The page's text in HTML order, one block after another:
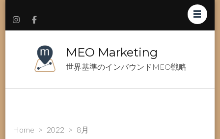
MEO Marketing
世界基準のインバウンドMEO戦略
Home > 2022 > 8月